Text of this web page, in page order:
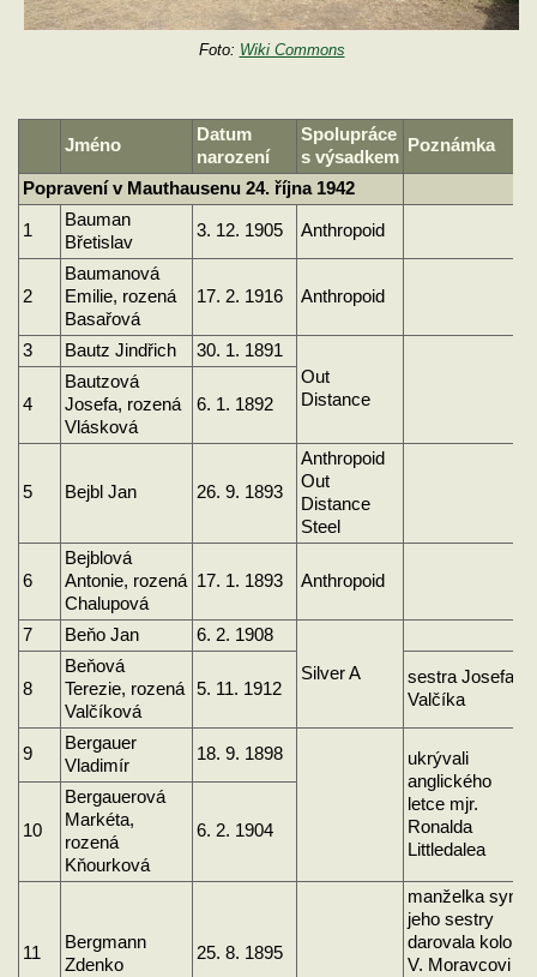
Foto: Wiki Commons
Jméno
Datum
narození
Spolupráce
s výsadkem
Poznámka
Popravení v Mauthausenu 24. října 1942
1
Bauman
Břetislav
3. 12. 1905 Anthropoid
2
Baumanová
Emilie, rozená
Basařová
17. 2. 1916 Anthropoid
3 Bautz Jindřich
30. 1. 1891
Out
Distance
4
Bautzová
Josefa, rozená
Vlásková
6. 1. 1892
5 Bejbl Jan 26. 9. 1893
Anthropoid
Out
Distance
Steel
6
Bejblová
Antonie, rozená
Chalupová
17. 1. 1893 Anthropoid
7 Beňo Jan
6. 2. 1908
Silver A
8
Beňová
Terezie, rozená
Valčíková
5. 11. 1912
sestra Josefa
Valčíka
9
Bergauer
Vladimír
18. 9. 1898
ukrývali
anglického
letce mjr.
Ronalda
Littledalea
10
Bergauerová
Markéta,
rozená
Kňourková
6. 2. 1904
11
Bergmann
Zdenko
25. 8. 1895
manželka syna
jeho sestry
darovala kolo
V. Moravcovi